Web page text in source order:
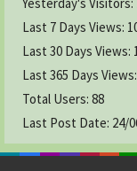
Last 7 Days Views:
Last 30 Days Views:
Last 365 Days Views:
Total Users: 88
Last Post Date: 24/